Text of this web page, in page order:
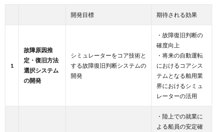
開発目標 期待される効果
1
故障原因推
定・復旧方法
選択システム
の開発
シミュレーターをコア技術と
する故障復旧判断システムの
開発
・故障復旧判断の
確度向上
・将来の自動運転
におけるコアシス
テムとなる舶用業
界におけるシミュ
レーターの活用
・陸上での就業に
よる船員の安定確